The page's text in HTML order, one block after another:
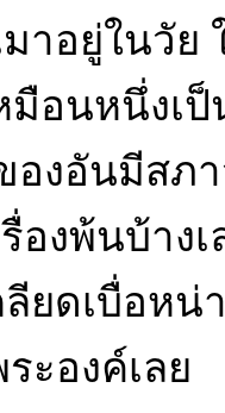
าอยู่ในวัย
มือนหนึ่งเ
งอันมีสภ
องพ้นบ้าง
ยดเบื่อหน่
ะองค์เลย